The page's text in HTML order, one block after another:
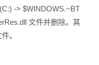
-> $WINDOWS.~BT
文件并删除。其
。